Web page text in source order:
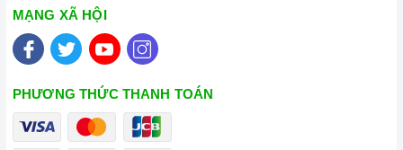
MẠNG XÃ HỘI
PHƯƠNG THỨC THANH TOÁN